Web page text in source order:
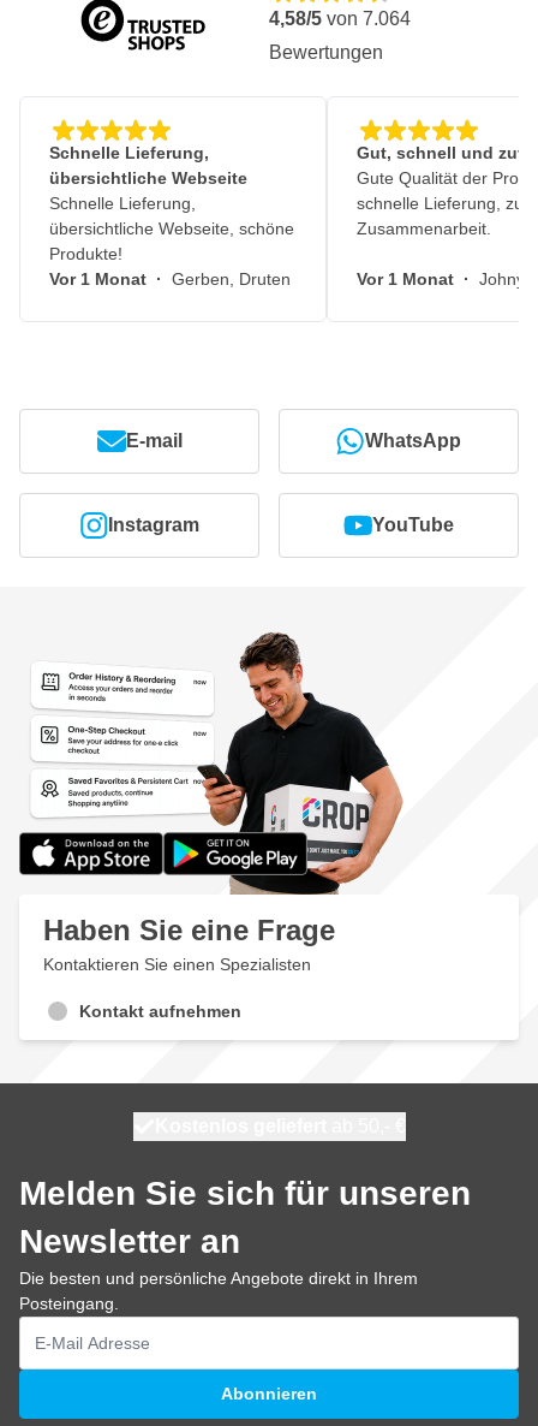
4,58/5 von 7.064
Bewertungen
Schnelle Lieferung,
übersichtliche Webseite
Schnelle Lieferung,
übersichtliche Webseite, schöne
Produkte!
Vor 1 Monat · Gerben, Druten
Gut, schnell und
Gute Qualität der
schnelle Lieferung,
Zusammenarbeit.
Vor 1 Monat · Johny,
E-mail WhatsApp
Instagram YouTube
Haben Sie eine Frage
Kontaktieren Sie einen Spezialisten
Kontakt aufnehmen
Melden Sie sich für unseren
Newsletter an
Die besten und persönliche Angebote direkt in Ihrem
Posteingang.
E-Mailadresse
Abonnieren